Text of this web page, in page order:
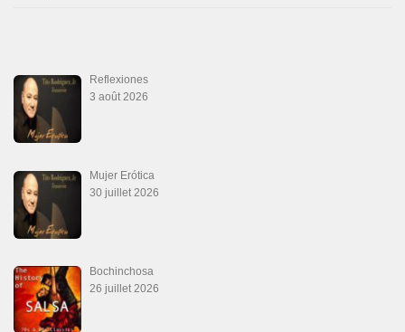
Reflexiones
3 août 2026
Mujer Erótica
30 juillet 2026
Bochinchosa
26 juillet 2026